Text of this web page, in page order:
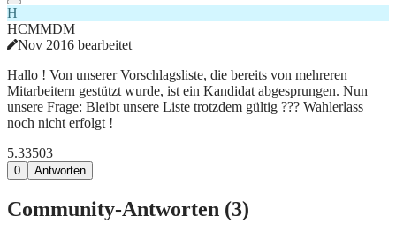
H
HCMMDM
Nov 2016 bearbeitet
Hallo ! Von unserer Vorschlagsliste, die bereits von mehreren
Mitarbeitern gestützt wurde, ist ein Kandidat abgesprungen. Nun
unsere Frage: Bleibt unsere Liste trotzdem gültig ??? Wahlerlass
noch nicht erfolgt !
5.33503
0 Antworten
Community-Antworten (3)